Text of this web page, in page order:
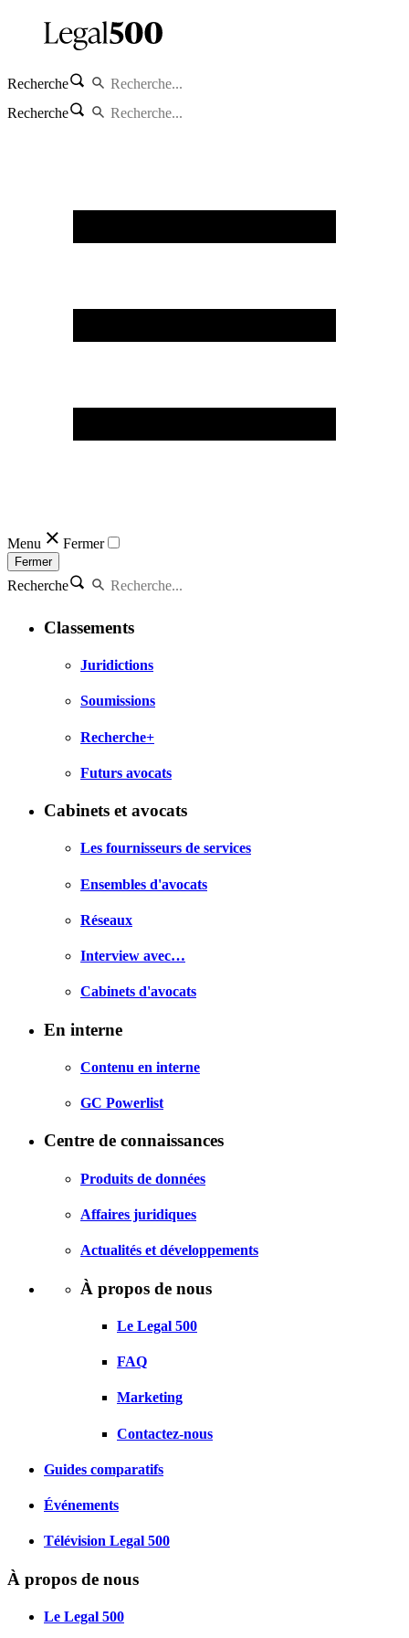
Recherche
Recherche
Menu Fermer
Fermer
Recherche
Classements
Juridictions
Soumissions
Recherche+
Futurs avocats
Cabinets et avocats
Les fournisseurs de services
Ensembles d'avocats
Réseaux
Interview avec…
Cabinets d'avocats
En interne
Contenu en interne
GC Powerlist
Centre de connaissances
Produits de données
Affaires juridiques
Actualités et développements
À propos de nous
Le Legal 500
FAQ
Marketing
Contactez-nous
Guides comparatifs
Événements
Télévision Legal 500
À propos de nous
Le Legal 500